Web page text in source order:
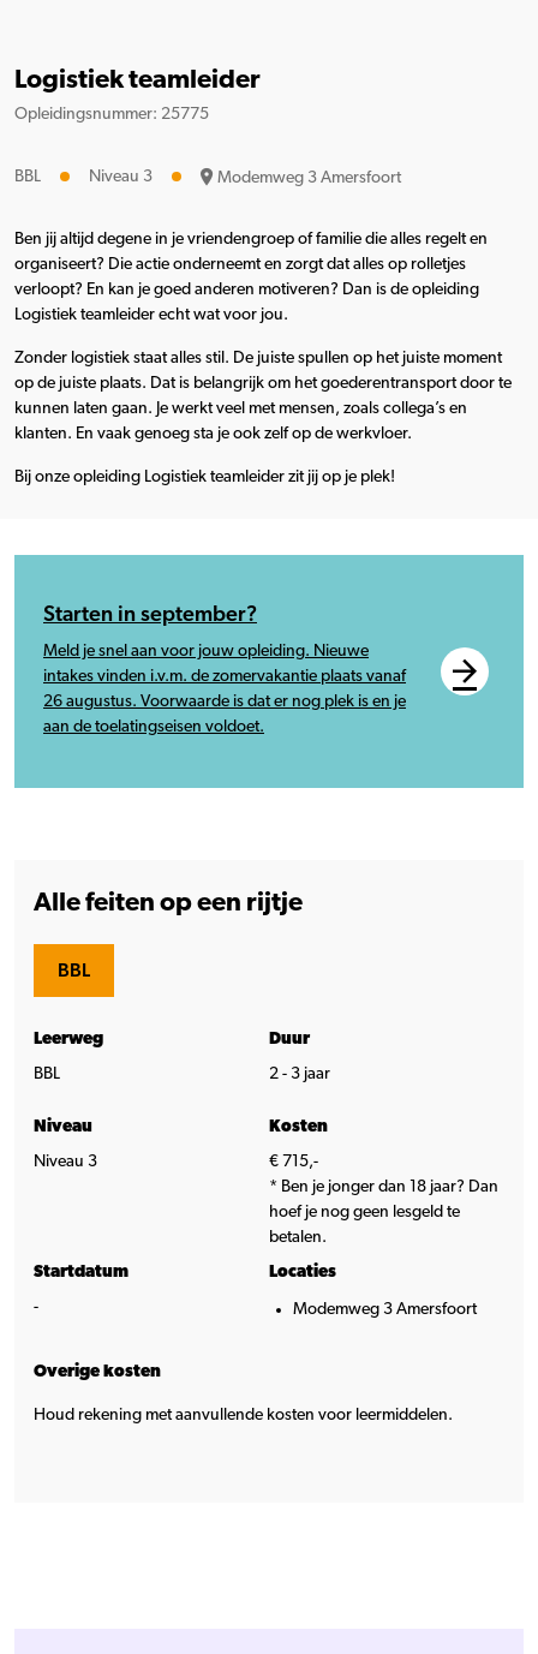
Logistiek teamleider
Opleidingsnummer: 25775
BBL Niveau 3 Modemweg 3 Amersfoort
Ben jij altijd degene in je vriendengroep of familie die alles regelt en
organiseert? Die actie onderneemt en zorgt dat alles op rolletjes
verloopt? En kan je goed anderen motiveren? Dan is de opleiding
Logistiek teamleider echt wat voor jou.
Zonder logistiek staat alles stil. De juiste spullen op het juiste moment
op de juiste plaats. Dat is belangrijk om het goederentransport door te
kunnen laten gaan. Je werkt veel met mensen, zoals collega’s en
klanten. En vaak genoeg sta je ook zelf op de werkvloer.
Bij onze opleiding Logistiek teamleider zit jij op je plek!
Starten in september?
Meld je snel aan voor jouw opleiding. Nieuwe
intakes vinden i.v.m. de zomervakantie plaats vanaf
26 augustus. Voorwaarde is dat er nog plek is en je
aan de toelatingseisen voldoet.
Alle feiten op een rijtje
BBL
Leerweg
BBL
Duur
2 - 3 jaar
Niveau
Niveau 3
Kosten
€ 715,-
* Ben je jonger dan 18 jaar? Dan
hoef je nog geen lesgeld te
betalen.
Startdatum
-
Locaties
Modemweg 3 Amersfoort
Overige kosten
Houd rekening met aanvullende kosten voor leermiddelen.